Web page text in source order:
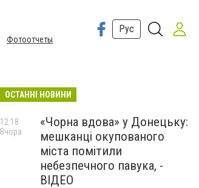
Фотоотчеты
Рус
ОСТАННІ НОВИНИ
«Чорна вдова» у Донецьку:
мешканці окупованого
міста помітили
небезпечного павука, -
ВІДЕО
12:18
Вчора